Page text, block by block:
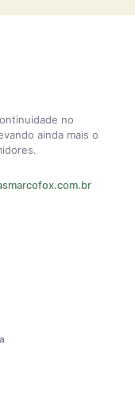
no
ainda mais o